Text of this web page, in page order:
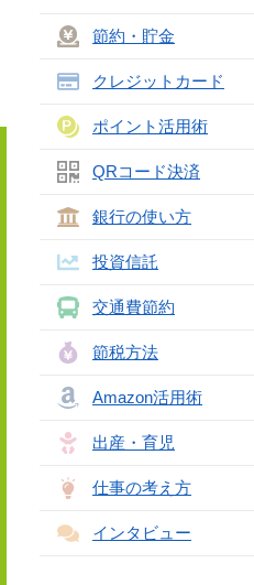
節約・貯金
クレジットカード
ポイント活用術
QRコード決済
銀行の使い方
投資信託
交通費節約
節税方法
Amazon活用術
出産・育児
仕事の考え方
インタビュー